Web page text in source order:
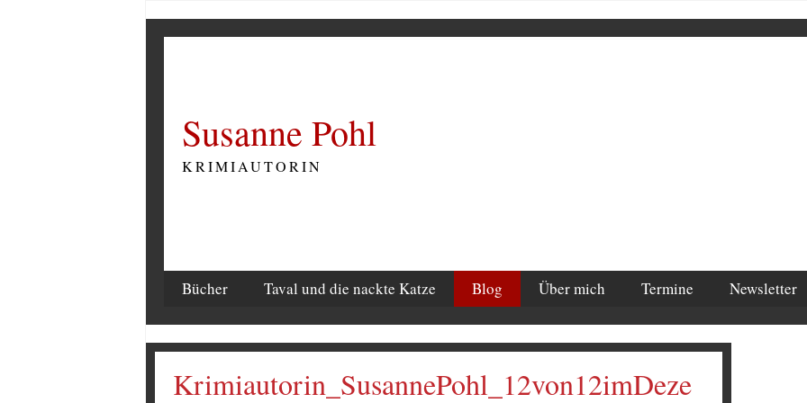
Susanne Pohl
KRIMIAUTORIN
Bücher Taval und die nackte Katze Blog Über mich Termine Newsletter
Krimiautorin_SusannePohl_12von12imDeze